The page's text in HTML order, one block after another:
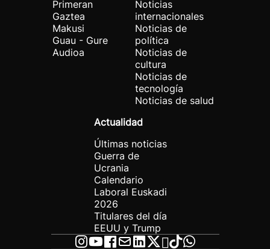
Primeran
Gaztea
Makusi
Guau - Gure
Audioa
Noticias
internacionales
Noticias de
política
Noticias de
cultura
Noticias de
tecnología
Noticias de salud
Actualidad
Últimas noticias
Guerra de
Ucrania
Calendario
Laboral Euskadi
2026
Titulares del día
EEUU y Trump